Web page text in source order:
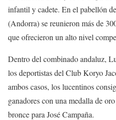
infantil y cadete. En el pabellón
(Andorra) se reunieron más de
que ofrecieron un alto nivel
Dentro del combinado andaluz,
los deportistas del Club Koryo
ambos casos, los lucentinos
ganadores con una medalla de
bronce para José Campaña.